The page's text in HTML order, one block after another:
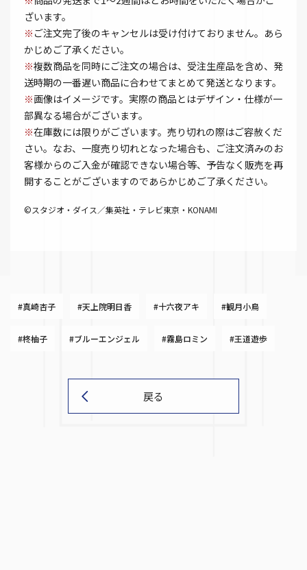
ざいます。
※ ご注文完了後のキャンセルは受け付けておりません。あら
かじめご了承ください。
※複数商品を同時にご注文の場合は、受注生産品を含め、発
送時期の一番遅い商品に合わせてまとめて発送となります。
※画像はイメージです。実際の商品とはデザイン・仕様が一
部異なる場合がございます。
※在庫数には限りがございます。売り切れの際はご容赦くだ
さい。なお、一度売り切れとなった場合も、ご注文済みのお
客様からのご入金が確認できない場合等、予告なく販売を再
開することがございますのであらかじめご了承ください。
©スタジオ・ダイス／集英社・テレビ東京・KONAMI
#真崎杏子 #天上院明日香 #十六夜アキ #観月小鳥
#柊柚子 #ブルーエンジェル #霧島ロミン #王道遊歩
戻る